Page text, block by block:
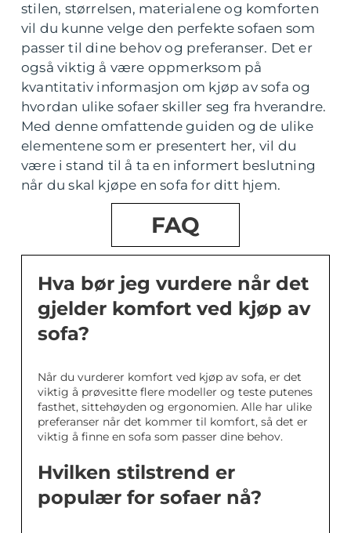
stilen, størrelsen, materialene og komforten
vil du kunne velge den perfekte sofaen som
passer til dine behov og preferanser. Det er
også viktig å være oppmerksom på
kvantitativ informasjon om kjøp av sofa og
hvordan ulike sofaer skiller seg fra hverandre.
Med denne omfattende guiden og de ulike
elementene som er presentert her, vil du
være i stand til å ta en informert beslutning
når du skal kjøpe en sofa for ditt hjem.
FAQ
Hva bør jeg vurdere når det
gjelder komfort ved kjøp av
sofa?
Når du vurderer komfort ved kjøp av sofa, er det
viktig å prøvesitte flere modeller og teste putenes
fasthet, sittehøyden og ergonomien. Alle har ulike
preferanser når det kommer til komfort, så det er
viktig å finne en sofa som passer dine behov.
Hvilken stilstrend er
populær for sofaer nå?